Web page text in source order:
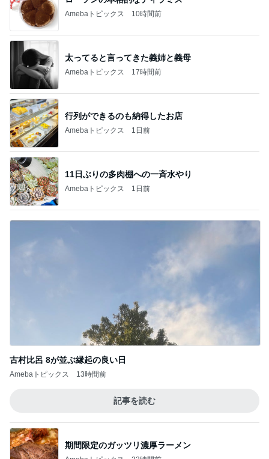
Amebaトピックス 10時間前
太ってると言ってきた義姉と義母
Amebaトピックス 17時間前
行列ができるのも納得したお店
Amebaトピックス 1日前
11日ぶりの多肉棚への一斉水やり
Amebaトピックス 1日前
古村比呂 8が並ぶ縁起の良い日
Amebaトピックス 13時間前
記事を読む
期間限定のガッツリ濃厚ラーメン